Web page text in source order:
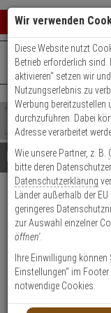
Shop
durchsuchen
Bitte
geben
Sie
mindestens
Zeichen
ein,
um
Suche
Es
wurde
noch
Kategorien
Suche
gestartet
+49 (0)821 899 493-
Details
Hanwha
Kamera
Produktmerkmale
Wir verwenden
Diese Website nutzt
Betrieb erforderlich
aktivieren“ setzen wir
Nutzungserlebnis zu
Werbung bereitzustellen
durchzuführen. Dabei
Adresse verarbeitet
Wie unsere Partner, z. B.
bitte deren
Datenschutzerklärung
Länder außerhalb der
geringeres
zur Auswahl einzelner
öffnen'.
Ihre Einwilligung
Einstellungen“ im
notwendige Cookies.